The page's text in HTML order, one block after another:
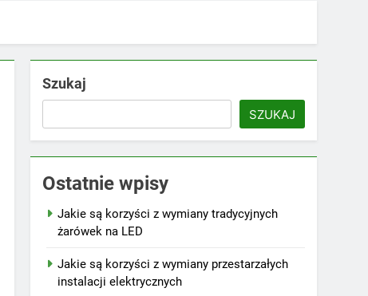
Szukaj
SZUKAJ
Ostatnie wpisy
Jakie są korzyści z wymiany tradycyjnych
żarówek na LED
Jakie są korzyści z wymiany przestarzałych
instalacji elektrycznych